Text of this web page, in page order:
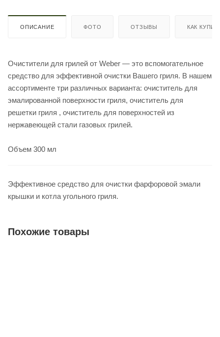
ОПИСАНИЕ ФОТО ОТЗЫВЫ КАК
Очистители для грилей от Weber — это вспомогательное
средство для эффективной очистки Вашего гриля. В нашем
ассортименте три различных варианта: очиститель для
эмалированной поверхности гриля, очиститель для
решетки гриля , очиститель для поверхностей из
нержавеющей стали газовых грилей.
Объем 300 мл
Эффективное средство для очистки фарфоровой эмали
крышки и котла угольного гриля.
Похожие товары